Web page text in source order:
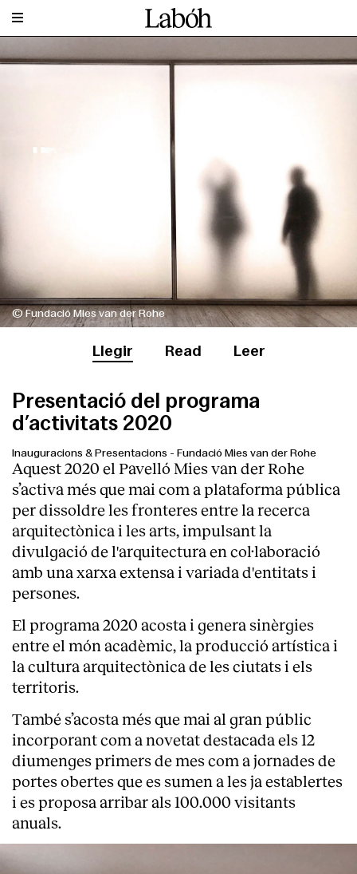
© Fundació Mies van der Rohe
Llegir Read Leer
Presentació del programa
d’activitats 2020
Inauguracions & Presentacions - Fundació Mies van der Rohe
Aquest 2020 el Pavelló Mies van der Rohe
s’activa més que mai com a plataforma pública
per dissoldre les fronteres entre la recerca
arquitectònica i les arts, impulsant la
divulgació de l'arquitectura en col·laboració
amb una xarxa extensa i variada d'entitats i
persones.
El programa 2020 acosta i genera sinèrgies
entre el món acadèmic, la producció artística i
la cultura arquitectònica de les ciutats i els
territoris.
També s’acosta més que mai al gran públic
incorporant com a novetat destacada els 12
diumenges primers de mes com a jornades de
portes obertes que es sumen a les ja establertes
i es proposa arribar als 100.000 visitants
anuals.